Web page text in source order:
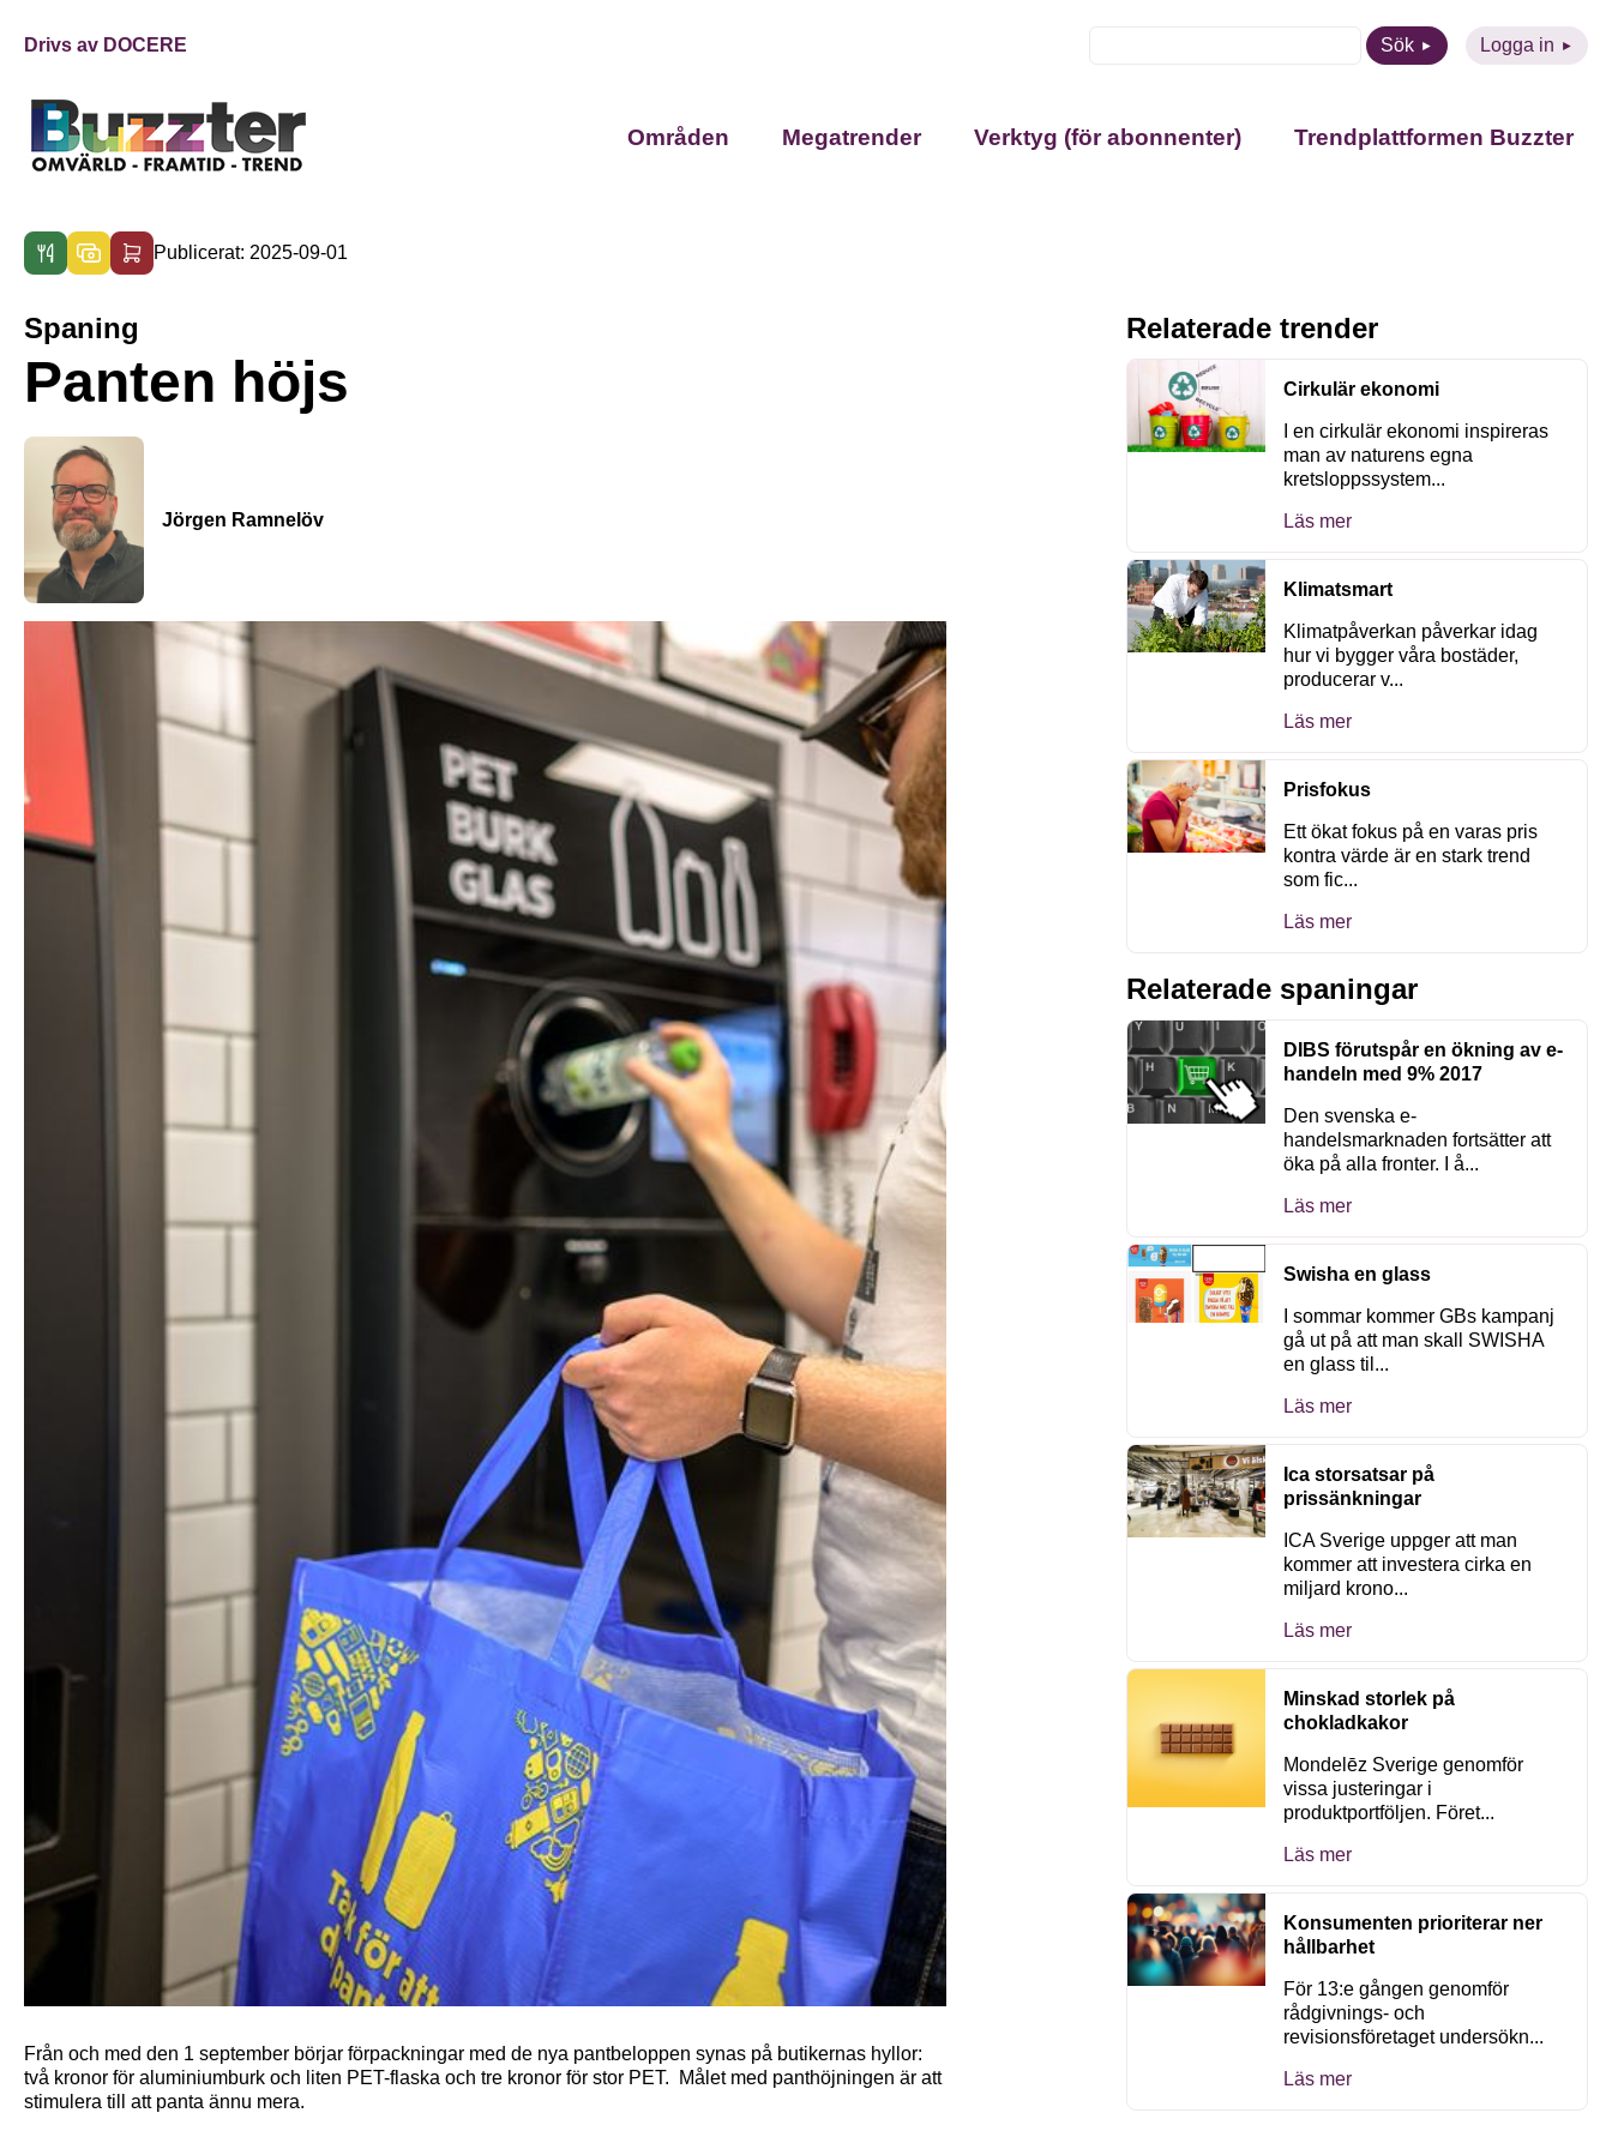
Drivs av DOCERE Sök Logga in
Områden Megatrender Verktyg (för abonnenter) Trendplattformen Buzzter
Publicerat: 2025-09-01
Spaning
Panten höjs
Jörgen Ramnelöv
Från och med den 1 september börjar förpackningar med de nya pantbeloppen synas på butikernas hyllor:
två kronor för aluminiumburk och liten PET-flaska och tre kronor för stor PET. Målet med panthöjningen är att
stimulera till att panta ännu mera.
Relaterade trender
Cirkulär ekonomi
I en cirkulär ekonomi inspireras
man av naturens egna
kretsloppssystem...
Läs mer
Klimatsmart
Klimatpåverkan påverkar idag
hur vi bygger våra bostäder,
producerar v...
Läs mer
Prisfokus
Ett ökat fokus på en varas pris
kontra värde är en stark trend
som fic...
Läs mer
Relaterade spaningar
DIBS förutspår en ökning av e-
handeln med 9% 2017
Den svenska e-
handelsmarknaden fortsätter att
öka på alla fronter. I å...
Läs mer
Swisha en glass
I sommar kommer GBs kampanj
gå ut på att man skall SWISHA
en glass til...
Läs mer
Ica storsatsar på
prissänkningar
ICA Sverige uppger att man
kommer att investera cirka en
miljard krono...
Läs mer
Minskad storlek på
chokladkakor
Mondelēz Sverige genomför
vissa justeringar i
produktportföljen. Föret...
Läs mer
Konsumenten prioriterar ner
hållbarhet
För 13:e gången genomför
rådgivnings- och
revisionsföretaget undersökn...
Läs mer